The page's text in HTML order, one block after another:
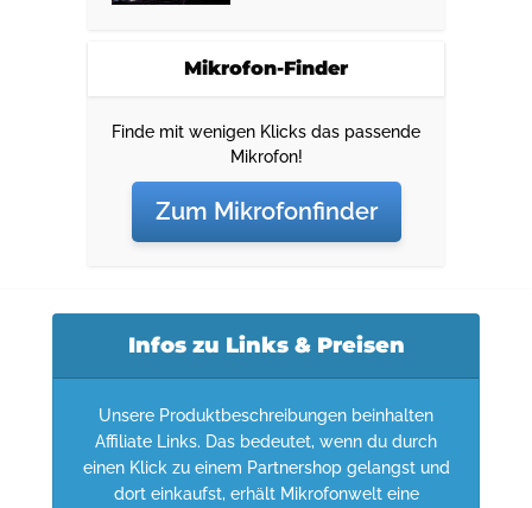
Mikrofon-Finder
Finde mit wenigen Klicks das passende
Mikrofon!
Zum Mikrofonfinder
Infos zu Links & Preisen
Unsere Produktbeschreibungen beinhalten
Affiliate Links. Das bedeutet, wenn du durch
einen Klick zu einem Partnershop gelangst und
dort einkaufst, erhält Mikrofonwelt eine